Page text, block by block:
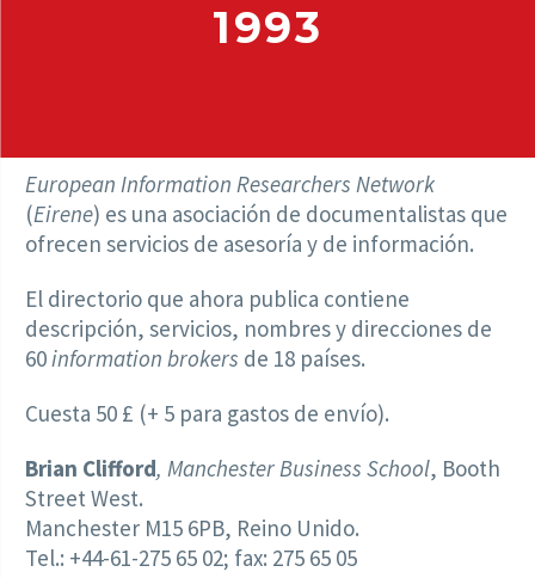
1993
European Information Researchers Network
(Eirene) es una asociación de documentalistas que
ofrecen servicios de asesoría y de información.
El directorio que ahora publica contiene
descripción, servicios, nombres y direcciones de
60information brokers de 18 países.
Cuesta 50 £ (+ 5 para gastos de envío).
Brian Clifford, Manchester Business School, Booth
Street West.
Manchester M15 6PB, Reino Unido.
Tel.: +44-61-275 65 02; fax: 275 65 05